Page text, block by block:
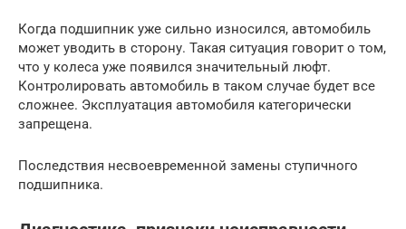
Когда подшипник уже сильно износился, автомобиль
может уводить в сторону. Такая ситуация говорит о том,
что у колеса уже появился значительный люфт.
Контролировать автомобиль в таком случае будет все
сложнее. Эксплуатация автомобиля категорически
запрещена.
Последствия несвоевременной замены ступичного
подшипника.